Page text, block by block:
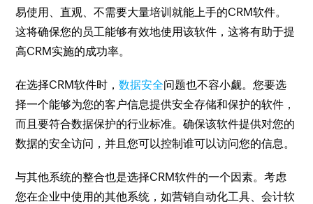
易使用、直观、不需要大量培训就能上手的CRM软件。
这将确保您的员工能够有效地使用该软件，这将有助于提
高CRM实施的成功率。
在选择CRM软件时，数据安全问题也不容小觑。您要选
择一个能够为您的客户信息提供安全存储和保护的软件，
而且要符合数据保护的行业标准。确保该软件提供对您的
数据的安全访问，并且您可以控制谁可以访问您的信息。
与其他系统的整合也是选择CRM软件的一个因素。考虑
您在企业中使用的其他系统，如营销自动化工具、会计软